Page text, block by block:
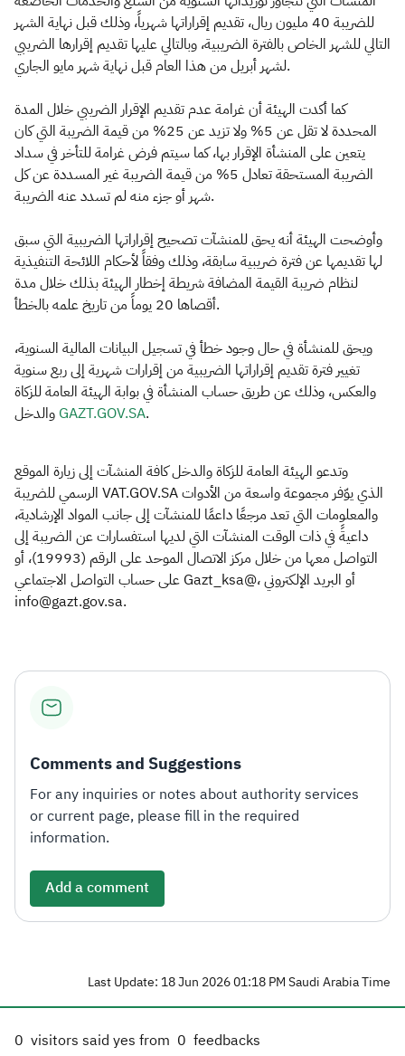
للضريبة 40 مليون ريال، تقديم إقراراتها شهرياً، وذلك قبل نهاية الشهر
التالي للشهر الخاص بالفترة الضريبية، وبالتالي عليها تقديم إقرارها الضريبي
لشهر أبريل من هذا العام قبل نهاية شهر مايو الجاري.
كما أكدت الهيئة أن غرامة عدم تقديم الإقرار الضريبي خلال المدة
المحددة لا تقل عن 5% ولا تزيد عن 25% من قيمة الضريبة التي كان
يتعين على المنشأة الإقرار بها، كما سيتم فرض غرامة للتأخر في سداد
الضريبة المستحقة تعادل 5% من قيمة الضريبة غير المسددة عن كل
شهر أو جزء منه لم تسدد عنه الضريبة.
وأوضحت الهيئة أنه يحق للمنشآت تصحيح إقراراتها الضريبية التي سبق
لها تقديمها عن فترة ضريبية سابقة، وذلك وفقاً لأحكام اللائحة التنفيذية
لنظام ضريبة القيمة المضافة شريطة إخطار الهيئة بذلك خلال مدة
أقصاها 20 يوماً من تاريخ علمه بالخطأ.
ويحق للمنشأة في حال وجود خطأ في تسجيل البيانات المالية السنوية،
تغيير فترة تقديم إقراراتها الضريبية من إقرارات شهرية إلى ربع سنوية
والعكس، وذلك عن طريق حساب المنشأة في بوابة الهيئة العامة للزكاة
GAZT.GO​V.SA.
وتدعو الهيئة العامة للزكاة والدخل كافة المنشآت إلى زيارة الموقع
الرسمي للضريبة VAT.GOV.SA الذي يوّفر مجموعة واسعة من الأدوات
والمعلومات التي تعد مرجعًا داعمًا للمنشآت إلى جانب المواد الإرشادية،
داعيةً في ذات الوقت المنشآت التي لديها استفسارات عن الضريبة إلى
التواصل معها من خلال مركز الاتصال الموحد على الرقم (19993)، أو
على حساب التواصل الاجتماعي Gazt_ksa@، أو البريد الإلكتروني
info@gazt.gov.sa.
Comments and Suggestions
For any inquiries or notes about authority services
or current page, please fill in the required
information.
Add a comment
Last Update: 18 Jun 2026 01:18 PM Saudi Arabia Time
0 visitors said yes from 0 feedbacks